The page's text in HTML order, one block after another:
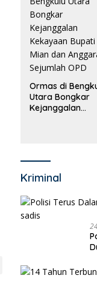
Ormas di
Utara Bongkar
Kejanggalan
Kriminal